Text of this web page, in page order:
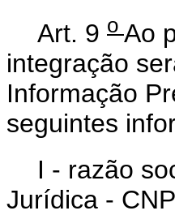
Art. 9 o Ao
integração
Informação
seguintes
I - razão
Jurídica -